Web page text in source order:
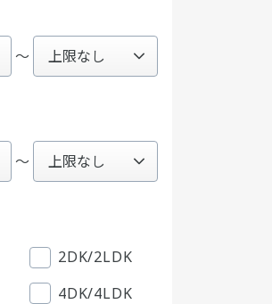
～
～
2DK/2LDK
4DK/4LDK